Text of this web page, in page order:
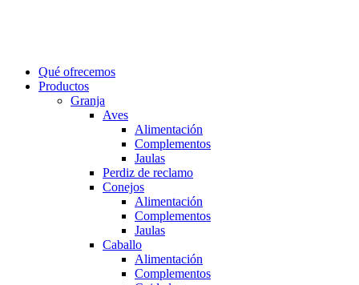
Qué ofrecemos
Productos
Granja
Aves
Alimentación
Complementos
Jaulas
Perdiz de reclamo
Conejos
Alimentación
Complementos
Jaulas
Caballo
Alimentación
Complementos